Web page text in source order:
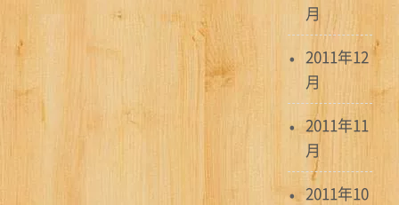
月
2011年12
月
2011年11
月
2011年10